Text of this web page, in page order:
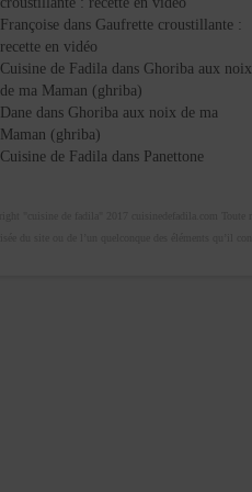
Françoise dans Gaufrette croustillante :
recette en vidéo
Cuisine de Fadila dans Ghoriba aux noix
de ma Maman (ghriba)
Dane dans Ghoriba aux noix de ma
Maman (ghriba)
Cuisine de Fadila dans Panettone